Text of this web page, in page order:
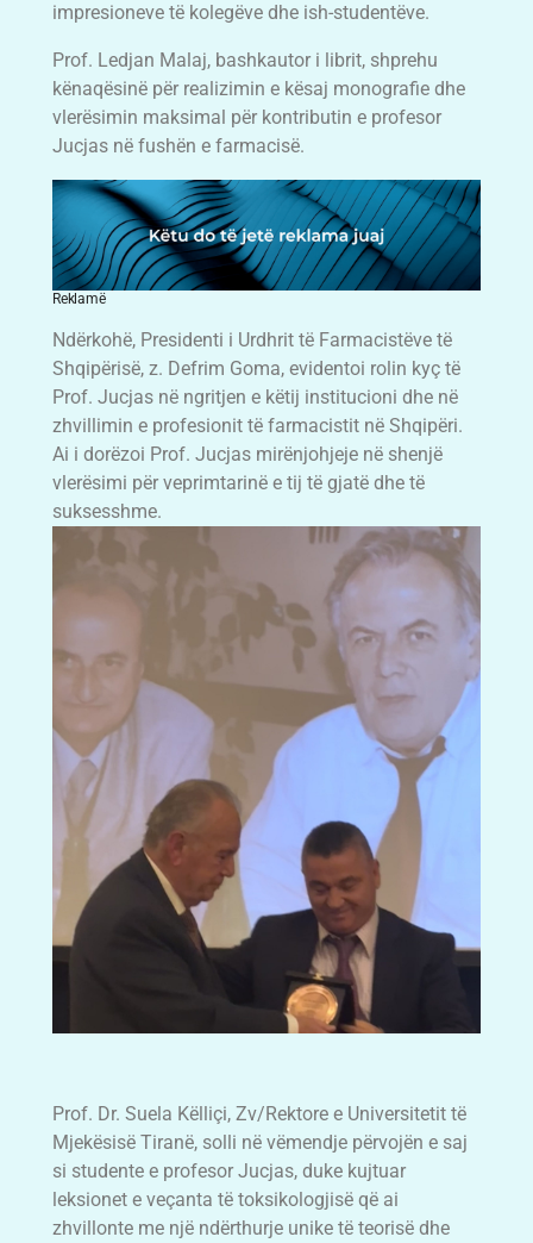
impresioneve të kolegëve dhe ish-studentëve.
Prof. Ledjan Malaj, bashkautor i librit, shprehu
kënaqësinë për realizimin e kësaj monografie dhe
vlerësimin maksimal për kontributin e profesor
Jucjas në fushën e farmacisë.
Reklamë
Ndërkohë, Presidenti i Urdhrit të Farmacistëve të
Shqipërisë, z. Defrim Goma, evidentoi rolin kyç të
Prof. Jucjas në ngritjen e këtij institucioni dhe në
zhvillimin e profesionit të farmacistit në Shqipëri.
Ai i dorëzoi Prof. Jucjas mirënjohjeje në shenjë
vlerësimi për veprimtarinë e tij të gjatë dhe të
suksesshme.
Prof. Dr. Suela Këlliçi, Zv/Rektore e Universitetit të
Mjekësisë Tiranë, solli në vëmendje përvojën e saj
si studente e profesor Jucjas, duke kujtuar
leksionet e veçanta të toksikologjisë që ai
zhvillonte me një ndërthurje unike të teorisë dhe